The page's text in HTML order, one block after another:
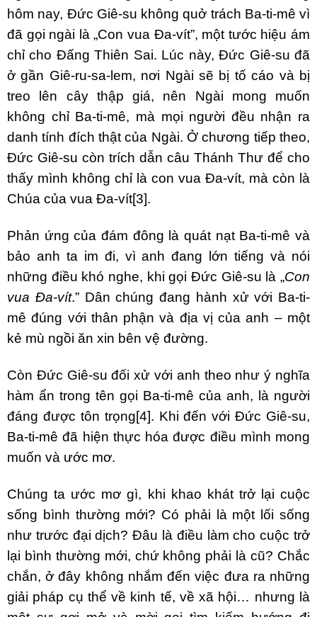
hôm nay, Đức Giê-su không quở trách Ba-ti-mê vì
đã gọi ngài là „Con vua Đa-vít”, một tước hiệu ám
chỉ cho Đấng Thiên Sai. Lúc này, Đức Giê-su đã
ở gần Giê-ru-sa-lem, nơi Ngài sẽ bị tố cáo và bị
treo lên cây thập giá, nên Ngài mong muốn
không chỉ Ba-ti-mê, mà mọi người đều nhận ra
danh tính đích thật của Ngài. Ở chương tiếp theo,
Đức Giê-su còn trích dẫn câu Thánh Thư để cho
thấy mình không chỉ là con vua Đa-vít, mà còn là
Chúa của vua Đa-vít[3].
Phản ứng của đám đông là quát nạt Ba-ti-mê và
bảo anh ta im đi, vì anh đang lớn tiếng và nói
những điều khó nghe, khi gọi Đức Giê-su là „Con
vua Đa-vít.” Dân chúng đang hành xử với Ba-ti-
mê đúng với thân phận và địa vị của anh – một
kẻ mù ngồi ăn xin bên vệ đường.
Còn Đức Giê-su đối xử với anh theo như ý nghĩa
hàm ẩn trong tên gọi Ba-ti-mê của anh, là người
đáng được tôn trọng[4]. Khi đến với Đức Giê-su,
Ba-ti-mê đã hiện thực hóa được điều mình mong
muốn và ước mơ.
Chúng ta ước mơ gì, khi khao khát trở lại cuộc
sống bình thường mới? Có phải là một lối sống
như trước đại dịch? Đâu là điều làm cho cuộc trở
lại bình thường mới, chứ không phải là cũ? Chắc
chắn, ở đây không nhắm đến việc đưa ra những
giải pháp cụ thể về kinh tế, về xã hội… nhưng là